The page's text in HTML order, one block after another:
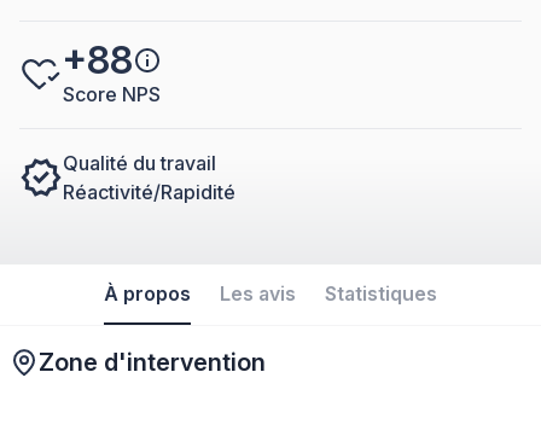
+88
Score NPS
Qualité du travail
Réactivité/Rapidité
À propos Les avis Statistiques
Zone d'intervention